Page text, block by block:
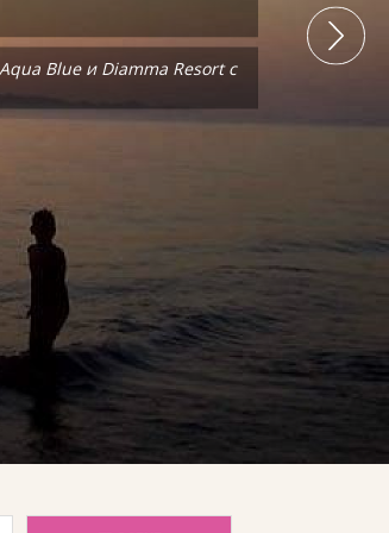
Blue и Diamma Resort с
Blue и Diamma Resort с